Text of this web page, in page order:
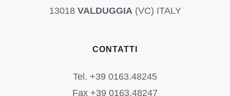
13018 VALDUGGIA (VC) ITALY
CONTATTI
Tel. +39 0163.48245
Fax +39 0163.48247